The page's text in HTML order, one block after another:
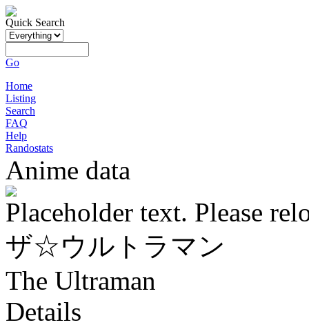
Quick Search
Go
Home
Listing
Search
FAQ
Help
Randostats
Anime data
Placeholder text. Please
ザ☆ウルトラマン
The Ultraman
Details